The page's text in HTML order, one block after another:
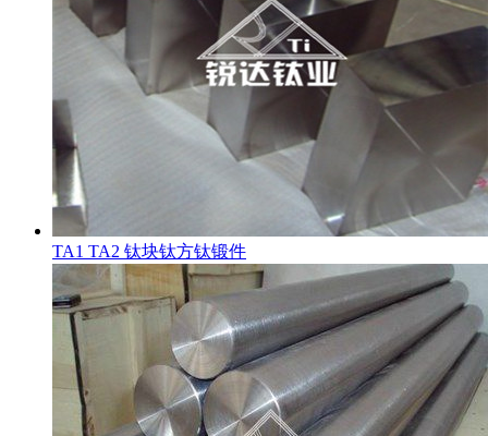
TA1 TA2 钛块钛方钛锻件